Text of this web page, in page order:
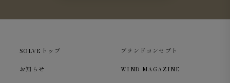
SOLVEトップ ブランドコンセプト
お知らせ WIND MAGAZINE